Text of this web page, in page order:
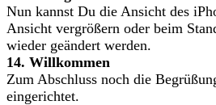
Nun kannst Du die Ansicht des
Ansicht vergrößern oder beim
wieder geändert werden.
14. Willkommen
Zum Abschluss noch die
eingerichtet.